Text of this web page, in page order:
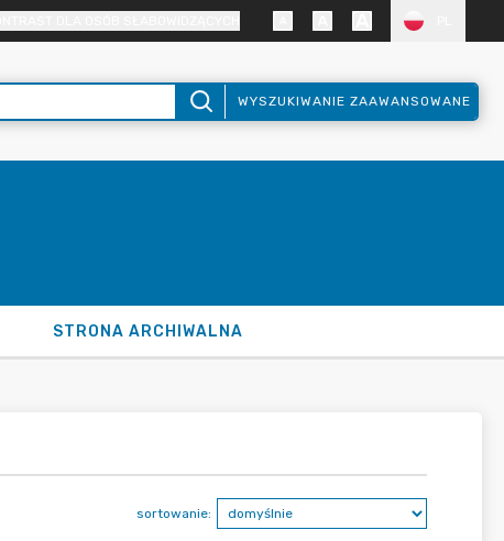
WYSZUKIWANIE ZAAWANSOWANE
STRONA ARCHIWALNA
sortowanie: